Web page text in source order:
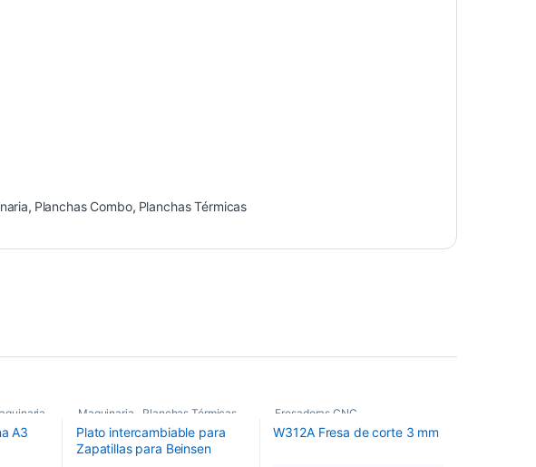
, Planchas Combo, Planchas Térmicas
A3
Maquinaria Planchas Térmicas
Recambios Planchas
Plato intercambiable para
Zapatillas para Beinsen
Fresadoras CNC
Fresas de Corte CNC,
W312A Fresa de corte 3 mm